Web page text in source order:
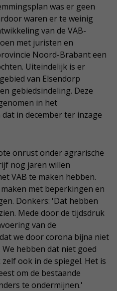
was er geen
waren er te weinig
van de VAB-
met juristen en
Noord-Brabant een
Uiteindelijk is er
van Elsendorp
gebiedsindeling. Deze
in het
in december ter inzage
onrust onder agrarische
nog jaren willen
VAB te maken hebben.
met beperkingen en
Donkers: 'Dat hebben
Mede door de tijdsdruk
van de
we door corona bijna niet
hebben dat niet goed
ook in de spiegel. Het is
om de bestaande
te ondermijnen.'